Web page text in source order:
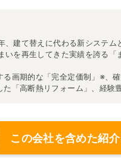
、建て替えに代わる新システム
を再生してきた実績を誇る「
画期的な「完全定価制」※、
「高断熱リフォーム」、経験
高い施工品質を実現。
の保証、アフターサービス体
にお任せください！
着工後の追加費用はありませ
この会社を含めた紹